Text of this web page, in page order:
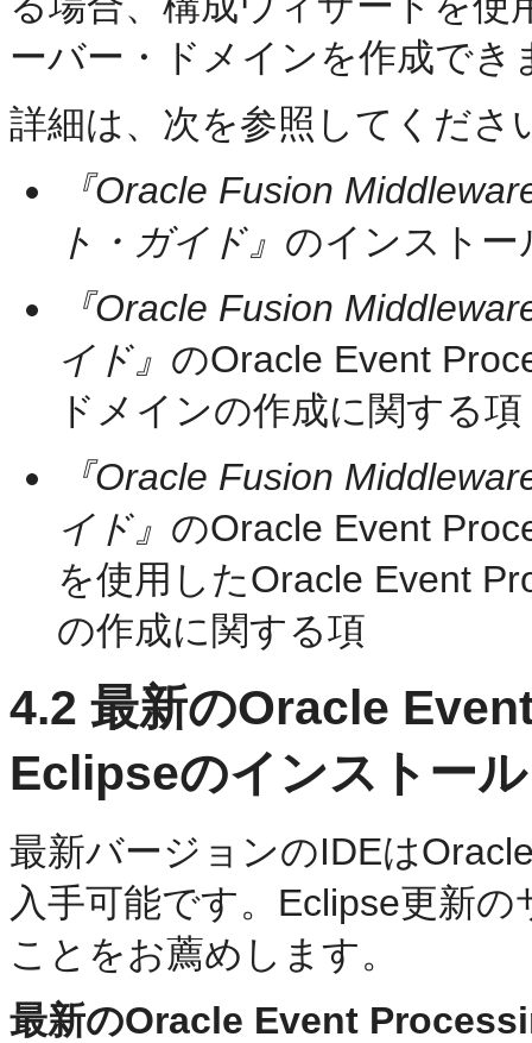
ーバー・ドメインを作成でき
詳細は、次を参照してくださ
『Oracle Fusion
ト・ガイド』 のインストー
『Oracle Fusion
イド』 のOracle Event
ドメインの作成に関する項
『Oracle Fusion
イド』 のOracle Event
を使用したOracle Event
の作成に関する項
4.2 最新のOracle
Eclipseのインストール
最新バージョンのIDEは
入手可能です。Eclipse更新
ことをお薦めします。
最新のOracle Event